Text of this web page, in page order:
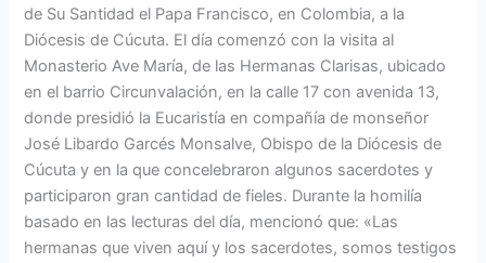
de Su Santidad el Papa Francisco, en Colombia, a la
Diócesis de Cúcuta. El día comenzó con la visita al
Monasterio Ave María, de las Hermanas Clarisas, ubicado
en el barrio Circunvalación, en la calle 17 con avenida 13,
donde presidió la Eucaristía en compañía de monseñor
José Libardo Garcés Monsalve, Obispo de la Diócesis de
Cúcuta y en la que concelebraron algunos sacerdotes y
participaron gran cantidad de fieles. Durante la homilía
basado en las lecturas del día, mencionó que: «Las
hermanas que viven aquí y los sacerdotes, somos testigos